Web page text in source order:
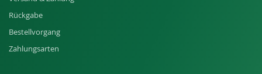
Rückgabe
Bestellvorgang
Zahlungsarten